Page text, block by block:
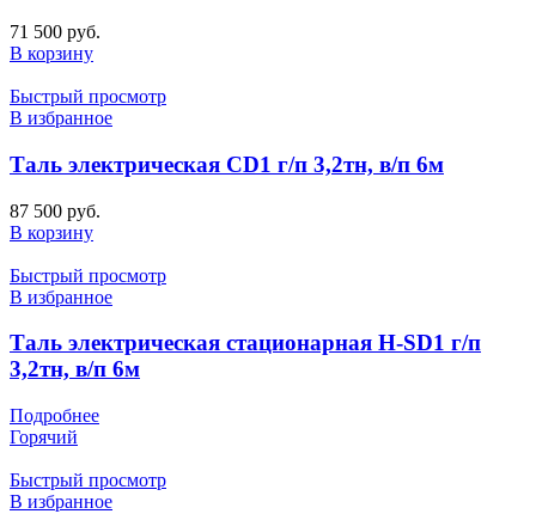
71 500 руб.
В корзину
Быстрый просмотр
В избранное
Таль электрическая CD1 г/п 3,2тн, в/п 6м
87 500 руб.
В корзину
Быстрый просмотр
В избранное
Таль электрическая стационарная H-SD1 г/п
3,2тн, в/п 6м
Подробнее
Горячий
Быстрый просмотр
В избранное